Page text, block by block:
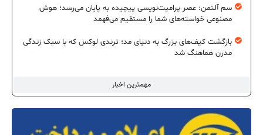
مهمترین اخبار
سم آلتمن: عصر پرامپت‌نویسی پیچیده به پایان می‌رسد؛ هوش
مصنوعی خواسته‌های شما را مستقیم می‌فهمد
بازگشت کیف‌های بزرگ به دنیای مد؛ ترندی لوکس که با سبک زندگی
مدرن هماهنگ شد